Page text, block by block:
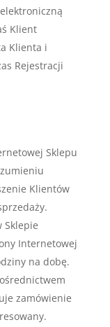
Klient
Klienta i
Rejestracji
Sklepu
Klientów
Sklepie
Internetowej
na dobę.
zamówienie